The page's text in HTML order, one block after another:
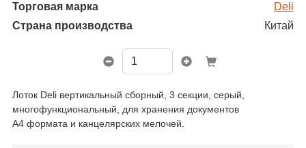
Торговая марка
Deli
Страна производства
Китай
Лоток Deli вертикальный сборный, 3 секции, серый,
многофункциональный, для хранения документов
А4 формата и канцелярских мелочей.